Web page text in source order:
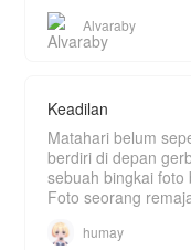
Alvaraby
Keadilan
Matahari belum
berdiri di depan
sebuah bingkai
Foto seorang
humay